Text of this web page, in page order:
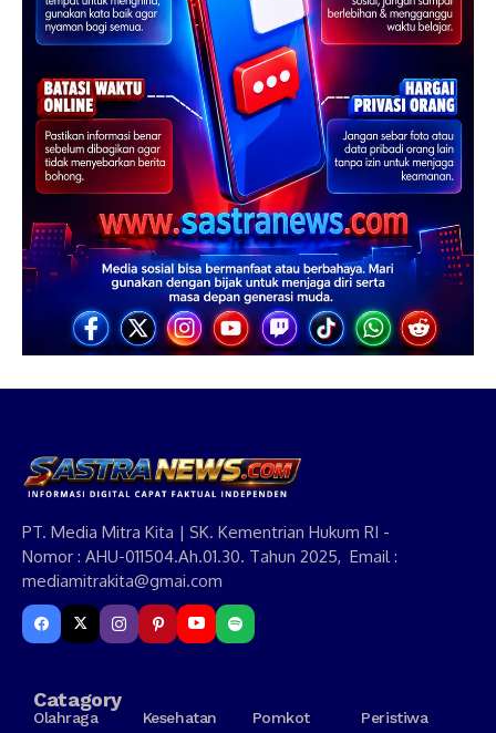
PT. Media Mitra Kita | SK. Kementrian Hukum RI -
Nomor : AHU-011504.Ah.01.30. Tahun 2025, Email :
mediamitrakita@gmai.com
Catagory
Olahraga Kesehatan Pomkot
Peristiwa